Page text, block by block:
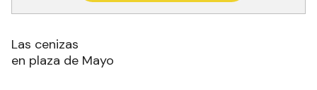
Las cenizas
en plaza de Mayo